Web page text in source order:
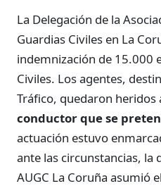
La Delegación de la
Guardias Civiles en La
indemnización de 15.000
Civiles. Los agentes,
Tráfico, quedaron heridos
conductor que se
actuación estuvo
ante las circunstancias, la
AUGC La Coruña asumió